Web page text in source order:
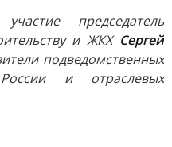
председатель
и ЖКХ Сергей
подведомственных
и отраслевых